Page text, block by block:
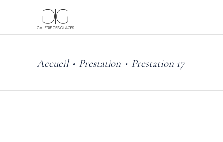
Accueil• Prestation • Prestation 17